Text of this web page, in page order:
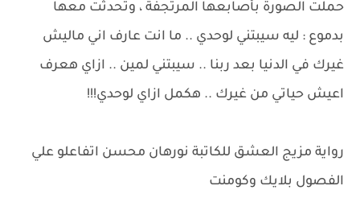
حملت الصورة بأصابعها المرتجفة ، وتحدثت معها
بدموع : ليه سيبتني لوحدي .. ما انت عارف اني ماليش
غيرك في الدنيا بعد ربنا .. سيبتني لمين .. ازاي هعرف
اعيش حياتي من غيرك .. هكمل ازاي لوحدي!!!
رواية مزيج العشق للكاتبة نورهان محسن اتفاعلو علي
الفصول بلايك وكومنت